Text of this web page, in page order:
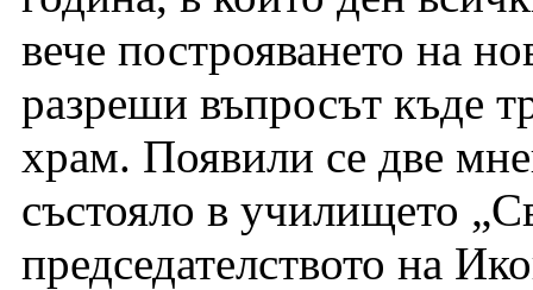
вече построяването на
разреши въпросът къде
храм. Появили се две
състояло в училището
председателството на